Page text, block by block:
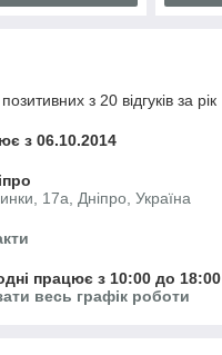
з 20 відгуків за рік
з 06.10.2014
17а, Дніпро, Україна
працює з 10:00 до 18:00
весь графік роботи